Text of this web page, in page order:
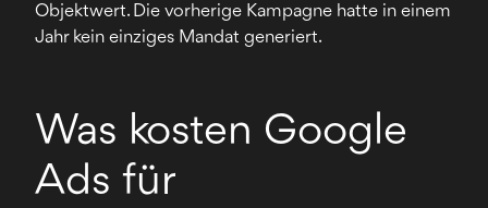
Objektwert. Die vorherige Kampagne hatte in einem
Jahr kein einziges Mandat generiert.
Was kosten Google
Ads für